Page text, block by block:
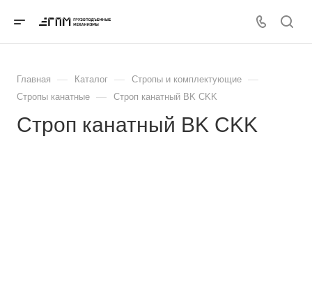
Главная — Каталог — Стропы и комплектующие —
Стропы канатные — Строп канатный BK CKK
Строп канатный BK CKK